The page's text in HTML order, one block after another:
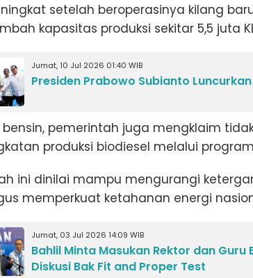
setelah beroperasinya kilang
kapasitas produksi sekitar 5,5 juta
Jumat, 10 Jul 2026 01:40 WIB
Presiden Prabowo Subianto
bensin, pemerintah juga mengklaim
produksi biodiesel melalui
ini dinilai mampu mengurangi
memperkuat ketahanan energi
Jumat, 03 Jul 2026 14:09 WIB
Bahlil Minta Masukan Rektor dan Guru
Diskusi Bak Fit and Proper Test